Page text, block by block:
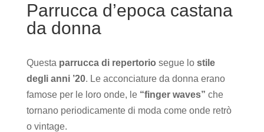
Parrucca d’epoca castana
da donna
Questa parrucca di repertorio segue lo stile
degli anni ’20. Le acconciature da donna erano
famose per le loro onde, le “finger waves” che
tornano periodicamente di moda come onde retrò
o vintage.